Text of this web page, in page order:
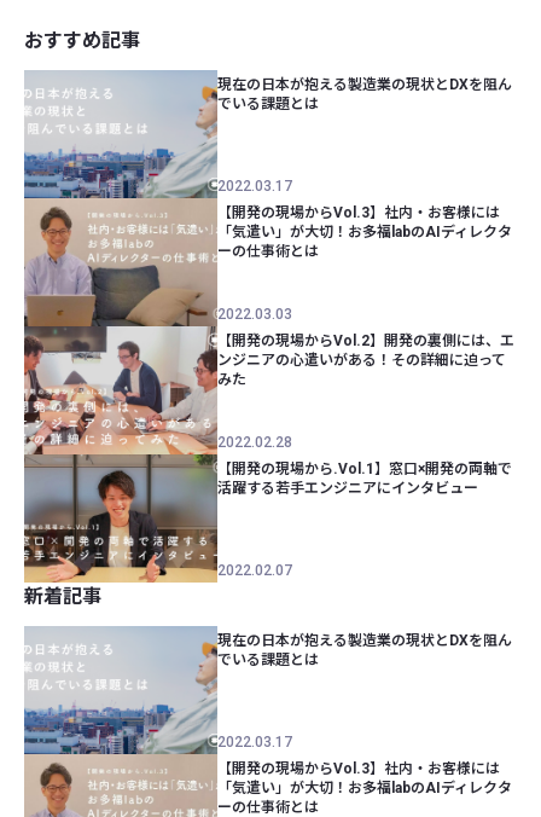
おすすめ記事
現在の日本が抱える製造業の現状とDXを阻ん
でいる課題とは
2022.03.17
【開発の現場からVol.3】社内・お客様には
「気遣い」が大切！お多福labのAIディレクタ
ーの仕事術とは
2022.03.03
【開発の現場からVol.2】開発の裏側には、エ
ンジニアの心遣いがある！その詳細に迫って
みた
2022.02.28
【開発の現場から.Vol.1】窓口×開発の両軸で
活躍する若手エンジニアにインタビュー
2022.02.07
新着記事
現在の日本が抱える製造業の現状とDXを阻ん
でいる課題とは
2022.03.17
【開発の現場からVol.3】社内・お客様には
「気遣い」が大切！お多福labのAIディレクタ
ーの仕事術とは